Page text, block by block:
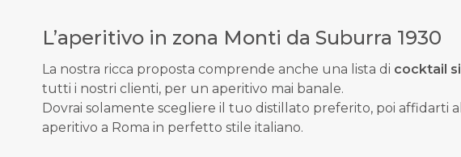
L’aperitivo in zona Monti da Suburra 1930
La nostra ricca proposta comprende anche una lista di cocktail
tutti i nostri clienti, per un aperitivo mai banale.
Dovrai solamente scegliere il tuo distillato preferito, poi affidarti
aperitivo a Roma in perfetto stile italiano.